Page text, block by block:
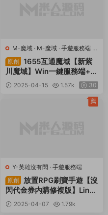
M-魔域 · M-魔域 · 手遊服務端 ·
端遊服務端
原創
1655互通魔域【新紫
川魔域】Win一鍵服務端+本
地驗證+本地注冊+全套工具
+視頻架設教程
2025-04-15 1.57k 30
Y-英雄沒有閃 · 手遊服務端
原創
放置RPG刷寶手遊【沒
閃代金券内購修複版】Linux
手工服務端+本地注冊+加解
密工具+管理後台+CDK授權
2025-04-07
1.79k
薦